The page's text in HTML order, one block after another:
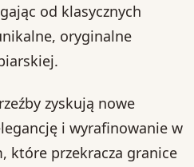
od klasycznych
oryginalne
zyskują nowe
i wyrafinowanie w
które przekracza granice